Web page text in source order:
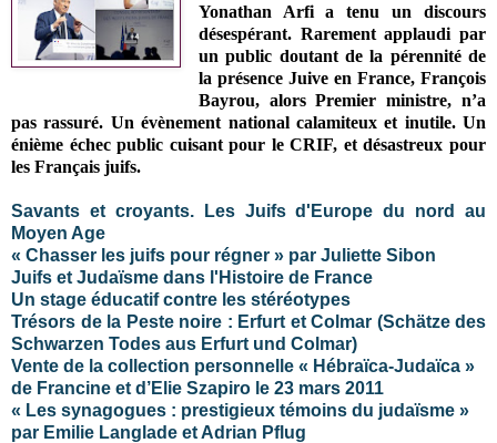
Yonathan Arfi a tenu un discours
désespérant. Rarement applaudi par
un public doutant de la pérennité de
la présence Juive en France, François
Bayrou, alors Premier ministre, n’a
pas rassuré. Un évènement national calamiteux et inutile. Un
énième échec public cuisant pour le CRIF, et désastreux pour
les Français juifs.
Savants et croyants. Les Juifs d'Europe du nord au
Moyen Age
« Chasser les juifs pour régner » par Juliette Sibon
Juifs et Judaïsme dans l'Histoire de France
Un stage éducatif contre les stéréotypes
Trésors de la Peste noire : Erfurt et Colmar (Schätze des
Schwarzen Todes aus Erfurt und Colmar)
Vente de la collection personnelle « Hébraïca-Judaïca »
de Francine et d’Elie Szapiro le 23 mars 2011
« Les synagogues : prestigieux témoins du judaïsme »
par Emilie Langlade et Adrian Pflug